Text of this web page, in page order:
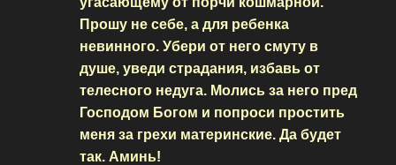
Прошу не себе, а для ребенка
невинного. Убери от него смуту в
душе, уведи страдания, избавь от
телесного недуга. Молись за него пред
Господом Богом и попроси простить
меня за грехи материнские. Да будет
так. Аминь!